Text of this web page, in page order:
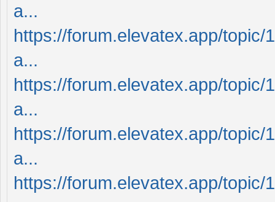
a...
https://forum.elevatex.app/
a...
https://forum.elevatex.app/
a...
https://forum.elevatex.app/
a...
https://forum.elevatex.app/